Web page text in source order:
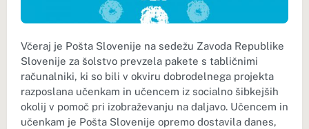
Včeraj je Pošta Slovenije na sedežu Zavoda Republike
Slovenije za šolstvo prevzela pakete s tabličnimi
računalniki, ki so bili v okviru dobrodelnega projekta
razposlana učenkam in učencem iz socialno šibkejših
okolij v pomoč pri izobraževanju na daljavo. Učencem in
učenkam je Pošta Slovenije opremo dostavila danes,